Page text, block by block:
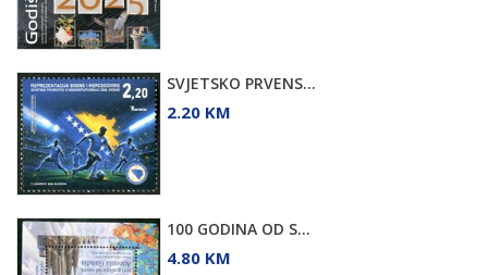
SVJETSKO PRVENS...
2.20 KM
100 GODINA OD S...
4.80 KM